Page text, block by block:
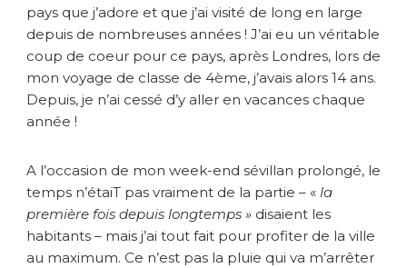
e
r
s
S
l
e
!
pays que j’adore et que j’ai visité de long en large
depuis de nombreuses années ! J’ai eu un véritable
coup de coeur pour ce pays, après Londres, lors de
mon voyage de classe de 4ème, j’avais alors 14 ans.
Depuis, je n’ai cessé d’y aller en vacances chaque
année !
A l’occasion de mon week-end sévillan prolongé, le
temps n’étaiT pas vraiment de la partie – « la
première fois depuis longtemps » disaient les
habitants – mais j’ai tout fait pour profiter de la ville
au maximum. Ce n’est pas la pluie qui va m’arrêter